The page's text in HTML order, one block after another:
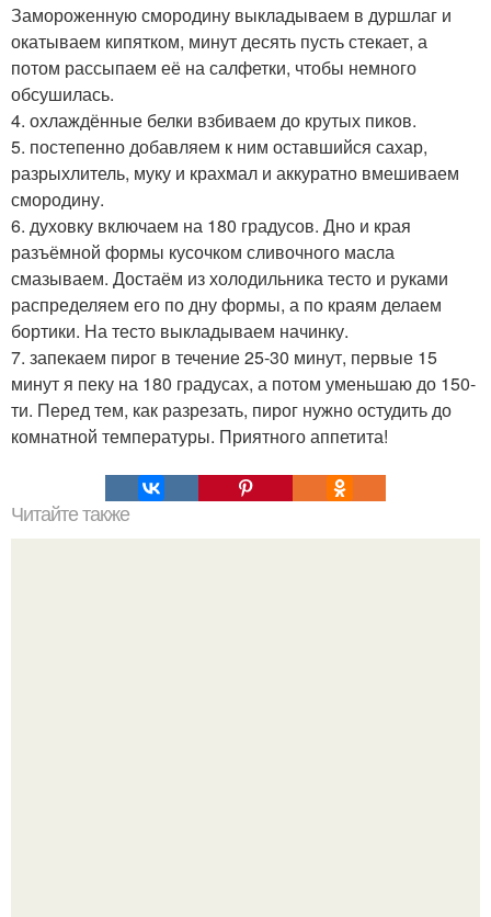
Замороженную смородину выкладываем в дуршлаг и
окатываем кипятком, минут десять пусть стекает, а
потом рассыпаем её на салфетки, чтобы немного
обсушилась.
4. охлаждённые белки взбиваем до крутых пиков.
5. постепенно добавляем к ним оставшийся сахар,
разрыхлитель, муку и крахмал и аккуратно вмешиваем
смородину.
6. духовку включаем на 180 градусов. Дно и края
разъёмной формы кусочком сливочного масла
смазываем. Достаём из холодильника тесто и руками
распределяем его по дну формы, а по краям делаем
бортики. На тесто выкладываем начинку.
7. запекаем пирог в течение 25-30 минут, первые 15
минут я пеку на 180 градусах, а потом уменьшаю до 150-
ти. Перед тем, как разрезать, пирог нужно остудить до
комнатной температуры. Приятного аппетита!
Читайте также